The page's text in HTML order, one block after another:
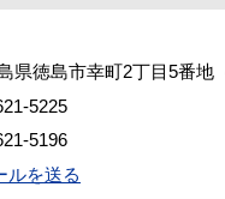
徳島市幸町2丁目5番地
5225
5196
ルを送る